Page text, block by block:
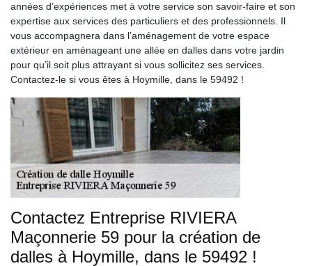
années d’expériences met à votre service son savoir-faire et son
expertise aux services des particuliers et des professionnels. Il
vous accompagnera dans l’aménagement de votre espace
extérieur en aménageant une allée en dalles dans votre jardin
pour qu’il soit plus attrayant si vous sollicitez ses services.
Contactez-le si vous êtes à Hoymille, dans le 59492 !
Contactez Entreprise RIVIERA
Maçonnerie 59 pour la création de
dalles à Hoymille, dans le 59492 !